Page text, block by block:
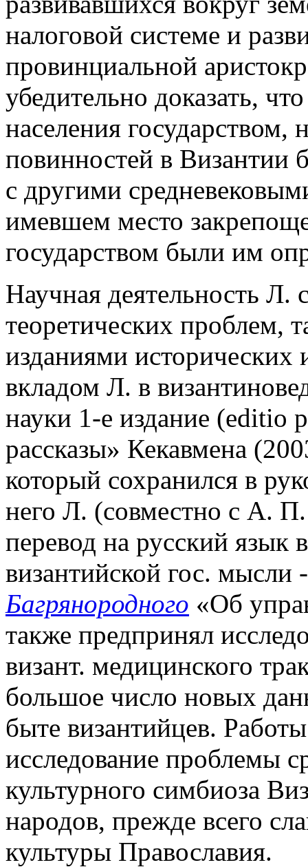
налоговой системе и
провинциальной
убедительно доказать,
населения государством,
повинностей в Византии
с другими
имевшем место
государством были им
Научная деятельность Л.
теоретических проблем,
изданиями
вкладом Л. в
науки 1-е издание (editio
рассказы» Кекавмена
который сохранился в
него Л. (совместно с А.
перевод на русский язык
византийской гос. мысли
Багрянородного «Об
также предпринял
визант. медицинского
большое число новых
быте византийцев.
исследование проблемы
культурного симбиоза
народов, прежде всего
культуры Православия.